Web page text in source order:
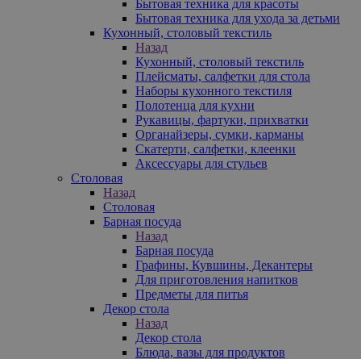
Бытовая техника для красоты
Бытовая техника для ухода за детьми
Кухонный, столовый текстиль
Назад
Кухонный, столовый текстиль
Плейсматы, салфетки для стола
Наборы кухонного текстиля
Полотенца для кухни
Рукавицы, фартуки, прихватки
Органайзеры, сумки, карманы
Скатерти, салфетки, клеенки
Аксессуары для стульев
Столовая
Назад
Столовая
Барная посуда
Назад
Барная посуда
Графины, Кувшины, Декантеры
Для приготовления напитков
Предметы для питья
Декор стола
Назад
Декор стола
Блюда, вазы для продуктов